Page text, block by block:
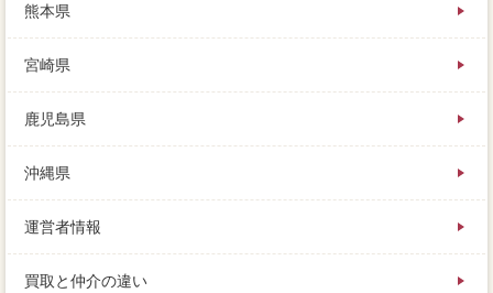
熊本県
宮崎県
鹿児島県
沖縄県
運営者情報
買取と仲介の違い